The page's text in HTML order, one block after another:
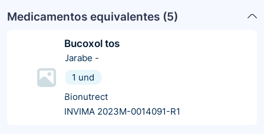
Medicamentos equivalentes (5)
Bucoxol tos
Jarabe -
1 und
Bionutrect
INVIMA 2023M-0014091-R1